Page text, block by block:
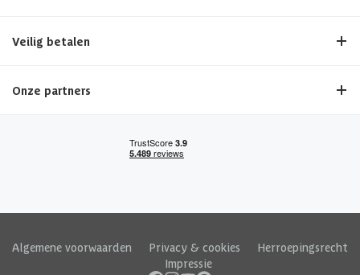
Veilig betalen
Onze partners
Algemene voorwaarden Privacy & cookies
Herroepingsrecht
Impressie